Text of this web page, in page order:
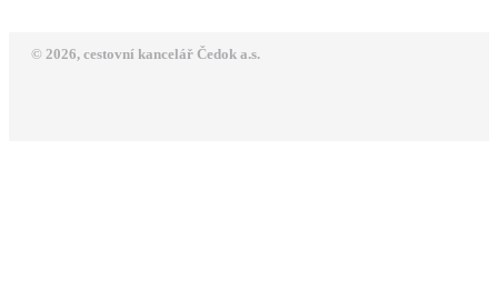
© 2026, cestovní kancelář Čedok a.s.